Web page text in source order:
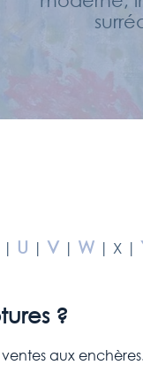
| U | V | W | X |
?
aux